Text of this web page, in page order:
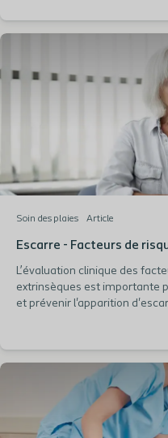
Soin des plaies Article
Escarre - Facteurs de
L’évaluation clinique des
extrinsèques est importante
et prévenir l'apparition